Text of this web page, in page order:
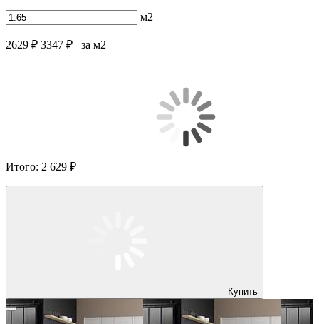
м2
2629 ₽ 3347 ₽ за м2
Итого: 2 629 ₽
Купить